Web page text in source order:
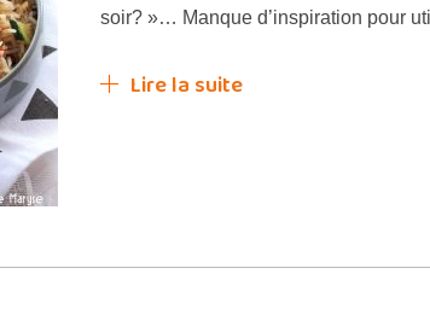
soir? »… Manque d’inspiration pour
Lire la suite